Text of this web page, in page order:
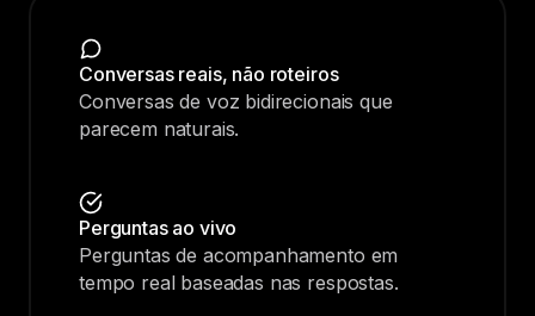
Conversas reais, não roteiros
Conversas de voz bidirecionais que
parecem naturais.
Perguntas ao vivo
Perguntas de acompanhamento em
tempo real baseadas nas respostas.